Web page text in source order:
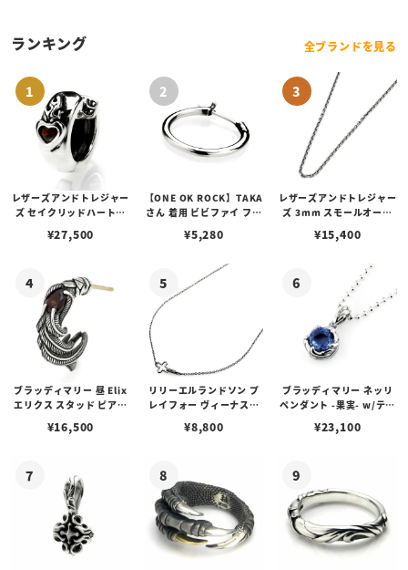
ランキング 全ブランドを見る
レザーズアンドトレジャー
ズ セイクリッドハートピ
¥27,500
【ONE OK ROCK】TAKA
さん 着用 ビビファイ フー
¥5,280
レザーズアンドトレジャー
ズ 3mm スモールオーバ
ブスタークラスプ＆LTロ
¥15,400
ブラッディマリー 昼 Elix
エリクス スタッド ピアス
¥16,500
リリーエルランドソン プ
レイフォー ヴィーナスチ
¥8,800
ブラッディマリー ネッリ
ペンダント -果実- w/ティ
¥23,100